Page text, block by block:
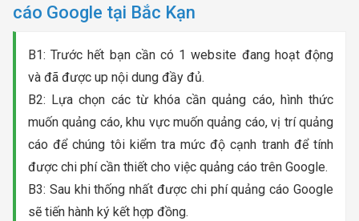
cáo Google tại Bắc Kạn
B1: Trước hết bạn cần có 1 website đang hoạt động
và đã được up nội dung đầy đủ.
B2: Lựa chọn các từ khóa cần quảng cáo, hình thức
muốn quảng cáo, khu vực muốn quảng cáo, vị trí quảng
cáo để chúng tôi kiểm tra mức độ cạnh tranh để tính
được chi phí cần thiết cho việc quảng cáo trên Google.
B3: Sau khi thống nhất được chi phí quảng cáo Google
sẽ tiến hành ký kết hợp đồng.